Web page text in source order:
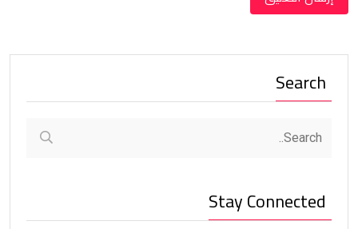
Search
Stay Connected